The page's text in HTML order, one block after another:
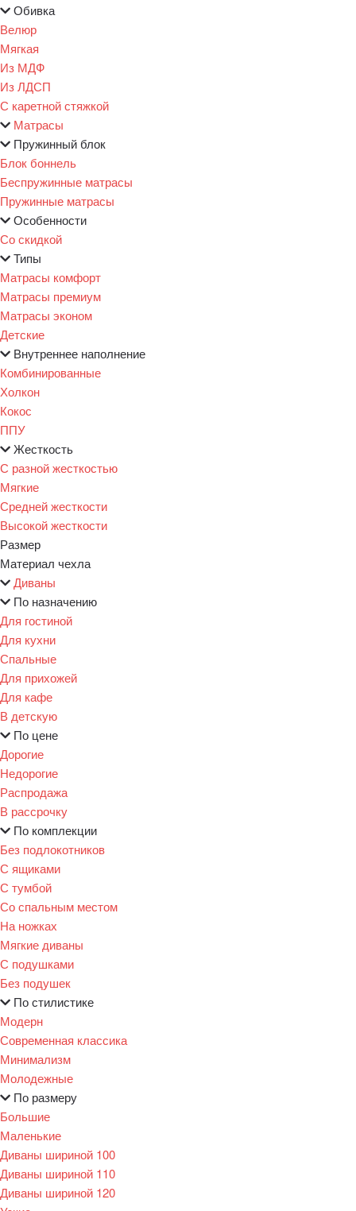
Обивка
Велюр
Мягкая
Из МДФ
Из ЛДСП
С каретной стяжкой
Матрасы
Пружинный блок
Блок боннель
Беспружинные матрасы
Пружинные матрасы
Особенности
Со скидкой
Типы
Матрасы комфорт
Матрасы премиум
Матрасы эконом
Детские
Внутреннее наполнение
Комбинированные
Холкон
Кокос
ППУ
Жесткость
С разной жесткостью
Мягкие
Средней жесткости
Высокой жесткости
Размер
Материал чехла
Диваны
По назначению
Для гостиной
Для кухни
Спальные
Для прихожей
Для кафе
В детскую
По цене
Дорогие
Недорогие
Распродажа
В рассрочку
По комплекции
Без подлокотников
С ящиками
С тумбой
Со спальным местом
На ножках
Мягкие диваны
С подушками
Без подушек
По стилистике
Модерн
Современная классика
Минимализм
Молодежные
По размеру
Большие
Маленькие
Диваны шириной 100
Диваны шириной 110
Диваны шириной 120